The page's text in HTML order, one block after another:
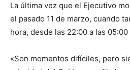
La última vez que el Ejecutivo
el pasado 11 de marzo, cuando
hora, desde las 22:00 a las 05:00
«Son momentos difíciles, pero